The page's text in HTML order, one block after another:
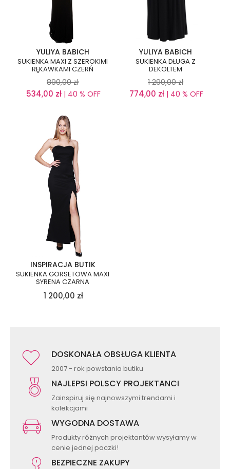
YULIYA BABICH
SUKIENKA MAXI Z SZEROKIMI
RĘKAWKAMI CZERŃ
890,00 zł
534,00 zł | 40 % OFF
YULIYA BABICH
SUKIENKA DŁUGA Z
DEKOLTEM
1 290,00 zł
774,00 zł | 40 % OFF
INSPIRACJA BUTIK
SUKIENKA GORSETOWA MAXI
SYRENA CZARNA
1 200,00 zł
DOSKONAŁA OBSŁUGA KLIENTA
2007 - rok powstania butiku
NAJLEPSI POLSCY PROJEKTANCI
Zainspiruj się najnowszymi trendami i
kolekcjami
WYGODNA DOSTAWA
Produkty różnych projektantów wysyłamy w
cenie jednej paczki!
BEZPIECZNE ZAKUPY